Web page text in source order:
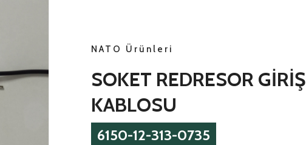
NATO Ürünleri
SOKET REDRESOR GİRİŞ
KABLOSU
6150-12-313-0735